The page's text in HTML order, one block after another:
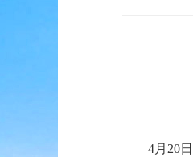
4月20